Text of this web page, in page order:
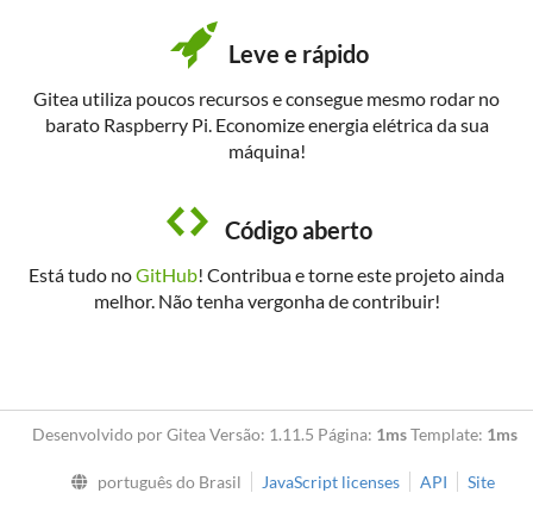
Leve e rápido
Gitea utiliza poucos recursos e consegue mesmo rodar no
barato Raspberry Pi. Economize energia elétrica da sua
máquina!
Código aberto
Está tudo noGitHub! Contribua e torne este projeto ainda
melhor. Não tenha vergonha de contribuir!
Desenvolvido por Gitea Versão: 1.11.5 Página: 1msTemplate: 1ms
português do Brasil JavaScript licenses API Site